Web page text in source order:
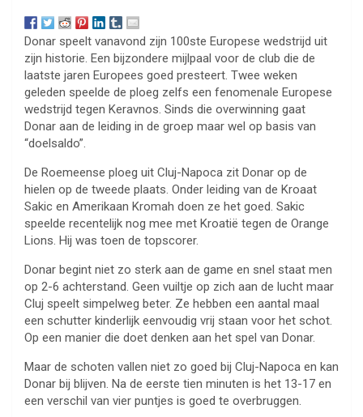
Donar speelt vanavond zijn 100ste Europese wedstrijd uit
zijn historie. Een bijzondere mijlpaal voor de club die de
laatste jaren Europees goed presteert. Twee weken
geleden speelde de ploeg zelfs een fenomenale Europese
wedstrijd tegen Keravnos. Sinds die overwinning gaat
Donar aan de leiding in de groep maar wel op basis van
“doelsaldo”.
De Roemeense ploeg uit Cluj-Napoca zit Donar op de
hielen op de tweede plaats. Onder leiding van de Kroaat
Sakic en Amerikaan Kromah doen ze het goed. Sakic
speelde recentelijk nog mee met Kroatië tegen de Orange
Lions. Hij was toen de topscorer.
Donar begint niet zo sterk aan de game en snel staat men
op 2-6 achterstand. Geen vuiltje op zich aan de lucht maar
Cluj speelt simpelweg beter. Ze hebben een aantal maal
een schutter kinderlijk eenvoudig vrij staan voor het schot.
Op een manier die doet denken aan het spel van Donar.
Maar de schoten vallen niet zo goed bij Cluj-Napoca en kan
Donar bij blijven. Na de eerste tien minuten is het 13-17 en
een verschil van vier puntjes is goed te overbruggen.